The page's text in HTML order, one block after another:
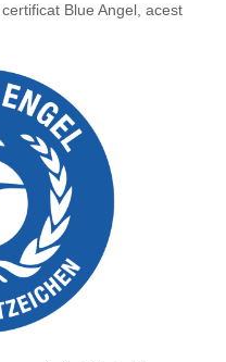
Blue Angel, acest